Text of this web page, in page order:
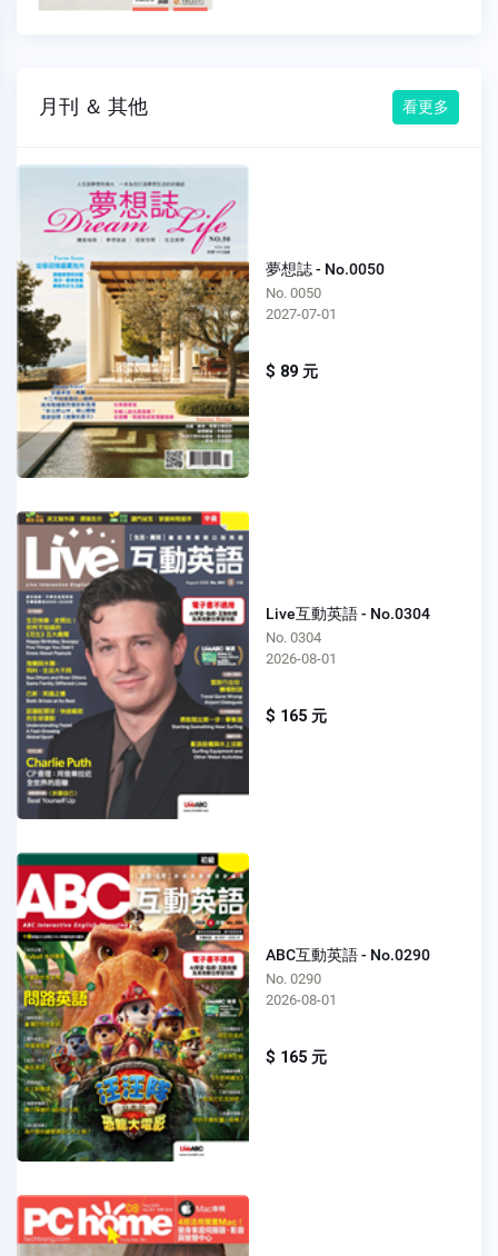
月刊 ＆ 其他 看更多
夢想誌 - No.0050
No. 0050
2027-07-01
$ 89 元
Live互動英語 - No.0304
No. 0304
2026-08-01
$ 165 元
ABC互動英語 - No.0290
No. 0290
2026-08-01
$ 165 元